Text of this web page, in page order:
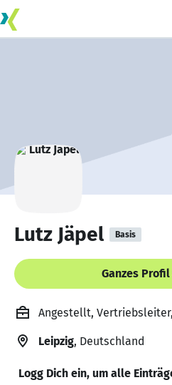
Lutz Jäpel Basis
Ganzes
Angestellt,
Leipzig, Deutschland
Logg Dich ein, um alle